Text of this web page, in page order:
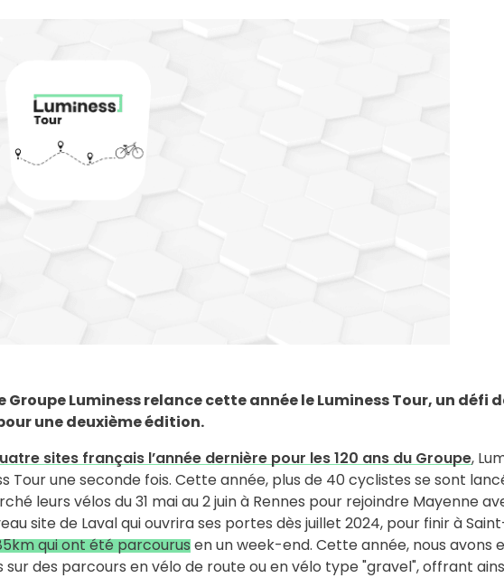
Groupe Luminess relance cette année le Luminess Tour, un défi
une deuxième édition.
sites français l’année dernière pour les 120 ans du Groupe,
Tour une seconde fois. Cette année, plus de 40 cyclistes se sont
leurs vélos du 31 mai au 2 juin à Rennes pour rejoindre Mayenne
site de Laval qui ouvrira ses portes dès juillet 2024, pour finir à
qui ont été parcourusen un week-end. Cette année, nous avons
des parcours en vélo de route ou en vélo type "gravel", offrant